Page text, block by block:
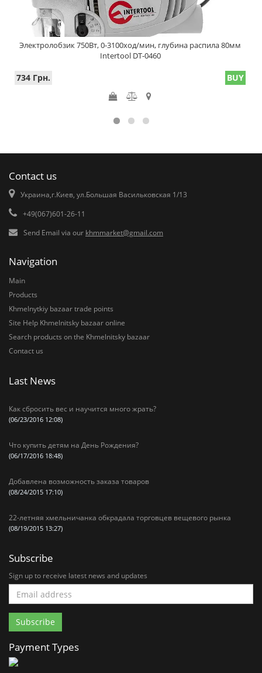
Электролобзик 750Вт, 0-3100ход/мин, глубина распила 80мм
Intertool DT-0460
734 Грн. BUY
Contact us
Украина,г.Киев, ул.Большая Васильковская 1/13
+49(067)601-26-11
Send Email via our khmmarket@gmail.com
Navigation
Main
Products
Khmelnytkiy bazaar trade points
Site Help Khmelnitsky bazaar online
Search products on the Khmelnitsky bazaar
Contact us
Last News
Как сбросить вес и научится много жрать?
(06/23/2016 12:08)
Что купить детям на День Рождения?
(06/17/2016 18:48)
Добавлена возможность заказа товаров
(08/24/2015 17:10)
22-летняя хмельничанка обкрадала торговцев вещевого рынка
(08/19/2015 13:27)
Subscribe
Sign up to receive latest news and updates
Payment Types